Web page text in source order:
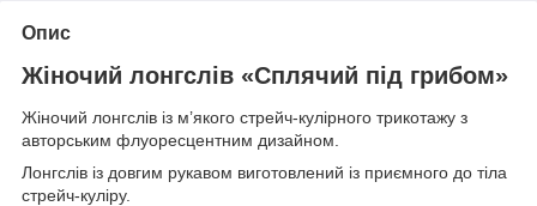
Опис
Жіночий лонгслів «Сплячий під грибом»
Жіночий лонгслів із м’якого стрейч-кулірного трикотажу з
авторським флуоресцентним дизайном.
Лонгслів із довгим рукавом виготовлений із приємного до тіла
стрейч-куліру.